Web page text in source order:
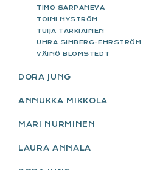
TIMO SARPANEVA
TOINI NYSTRÖM
TUIJA TARKIAINEN
UHRA SIMBERG-EHRSTRÖM
VÄINÖ BLOMSTEDT
DORA JUNG
ANNUKKA MIKKOLA
MARI NURMINEN
LAURA ANNALA